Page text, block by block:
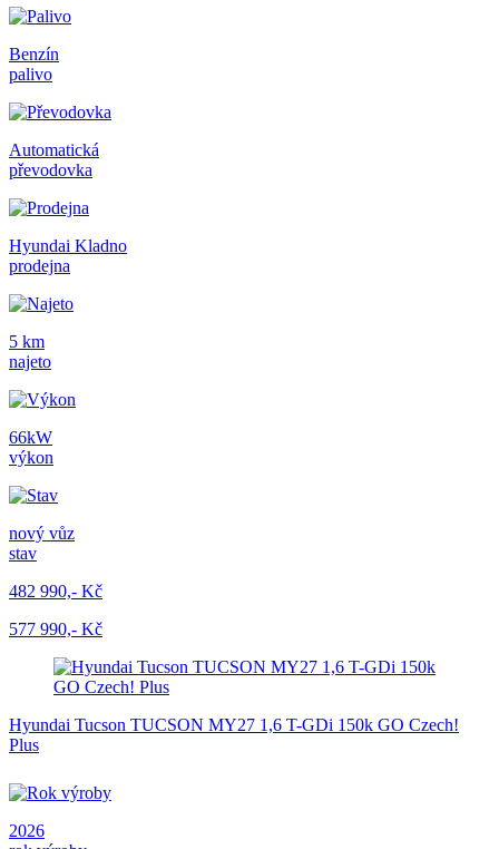
Benzín
palivo
Automatická
převodovka
Hyundai Kladno
prodejna
5 km
najeto
66kW
výkon
nový vůz
stav
482 990,- Kč
577 990,- Kč
Hyundai Tucson TUCSON MY27 1,6 T-GDi 150k GO Czech!
Plus
2026